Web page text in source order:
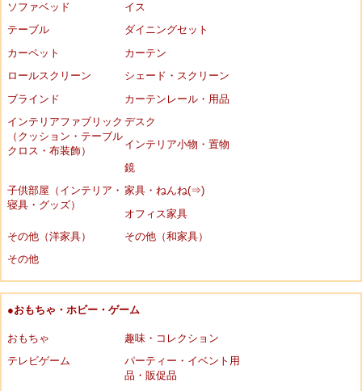
ソファベッド
イス
テーブル
ダイニングセット
カーペット
カーテン
ロールスクリーン
シェード・スクリーン
ブラインド
カーテンレール・用品
インテリアファブリック
（クッション・テーブル
クロス・布装飾）
デスク
インテリア小物・置物
鏡
子供部屋（インテリア・
寝具・グッズ）
家具・ねんね(⇒)
オフィス家具
その他（洋家具）
その他（和家具）
その他
●おもちゃ・ホビー・ゲーム
おもちゃ
趣味・コレクション
テレビゲーム
パーティー・イベント用
品・販促品